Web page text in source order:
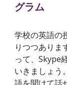
グラム
学校の英語の
りつつありま
って、Skype
いきましょう